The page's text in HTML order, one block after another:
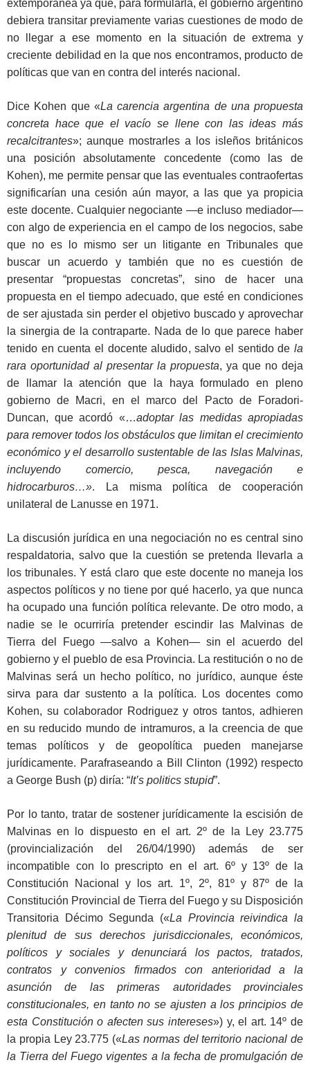
extemporánea ya que, para formularla, el gobierno argentino
debiera transitar previamente varias cuestiones de modo de
no llegar a ese momento en la situación de extrema y
creciente debilidad en la que nos encontramos, producto de
políticas que van en contra del interés nacional.
Dice Kohen que «La carencia argentina de una propuesta
concreta hace que el vacío se llene con las ideas más
recalcitrantes»; aunque mostrarles a los isleños británicos
una posición absolutamente concedente (como las de
Kohen), me permite pensar que las eventuales contraofertas
significarían una cesión aún mayor, a las que ya propicia
este docente. Cualquier negociante —e incluso mediador—
con algo de experiencia en el campo de los negocios, sabe
que no es lo mismo ser un litigante en Tribunales que
buscar un acuerdo y también que no es cuestión de
presentar “propuestas concretas”, sino de hacer una
propuesta en el tiempo adecuado, que esté en condiciones
de ser ajustada sin perder el objetivo buscado y aprovechar
la sinergia de la contraparte. Nada de lo que parece haber
tenido en cuenta el docente aludido, salvo el sentido de la
rara oportunidad al presentar la propuesta, ya que no deja
de llamar la atención que la haya formulado en pleno
gobierno de Macri, en el marco del Pacto de Foradori-
Duncan, que acordó «…adoptar las medidas apropiadas
para remover todos los obstáculos que limitan el crecimiento
económico y el desarrollo sustentable de las Islas Malvinas,
incluyendo comercio, pesca, navegación e
hidrocarburos…». La misma política de cooperación
unilateral de Lanusse en 1971.
La discusión jurídica en una negociación no es central sino
respaldatoria, salvo que la cuestión se pretenda llevarla a
los tribunales. Y está claro que este docente no maneja los
aspectos políticos y no tiene por qué hacerlo, ya que nunca
ha ocupado una función política relevante. De otro modo, a
nadie se le ocurriría pretender escindir las Malvinas de
Tierra del Fuego —salvo a Kohen— sin el acuerdo del
gobierno y el pueblo de esa Provincia. La restitución o no de
Malvinas será un hecho político, no jurídico, aunque éste
sirva para dar sustento a la política. Los docentes como
Kohen, su colaborador Rodriguez y otros tantos, adhieren
en su reducido mundo de intramuros, a la creencia de que
temas políticos y de geopolítica pueden manejarse
jurídicamente. Parafraseando a Bill Clinton (1992) respecto
a George Bush (p) diría: “It’s politics stupid”.
Por lo tanto, tratar de sostener jurídicamente la escisión de
Malvinas en lo dispuesto en el art. 2º de la Ley 23.775
(provincialización del 26/04/1990) además de ser
incompatible con lo prescripto en el art. 6º y 13º de la
Constitución Nacional y los art. 1º, 2º, 81º y 87º de la
Constitución Provincial de Tierra del Fuego y su Disposición
Transitoria Décimo Segunda («La Provincia reivindica la
plenitud de sus derechos jurisdiccionales, económicos,
políticos y sociales y denunciará los pactos, tratados,
contratos y convenios firmados con anterioridad a la
asunción de las primeras autoridades provinciales
constitucionales, en tanto no se ajusten a los principios de
esta Constitución o afecten sus intereses») y, el art. 14º de
la propia Ley 23.775 («Las normas del territorio nacional de
la Tierra del Fuego vigentes a la fecha de promulgación de